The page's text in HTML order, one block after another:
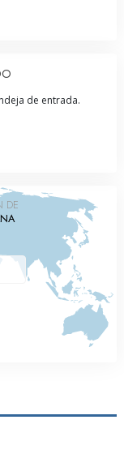
de entrada.
DE